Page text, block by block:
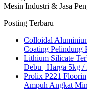
Mesin Industri & Jasa
Posting Terbaru
Colloidal
Coating Pelindung
Lithium Silicate
Debu | Harga 5kg
Prolix P221
Ampuh Angkat